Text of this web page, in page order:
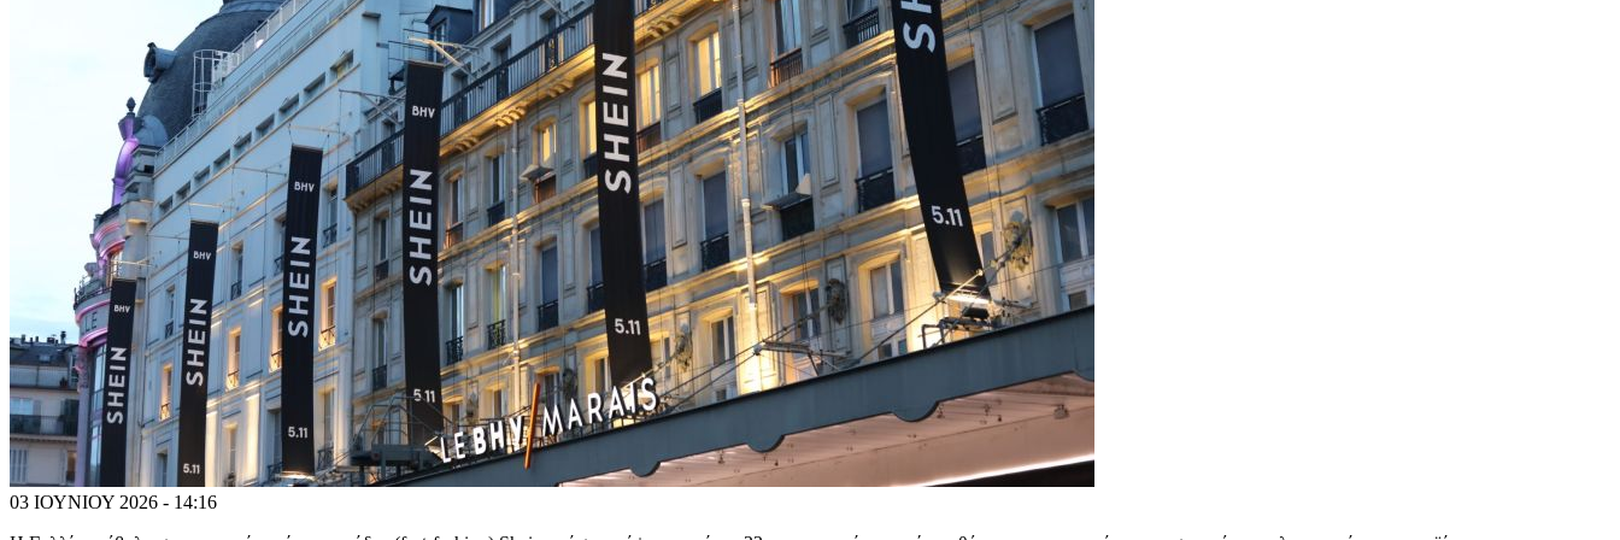
03 ΙΟΥΝΙΟΥ 2026 - 14:16